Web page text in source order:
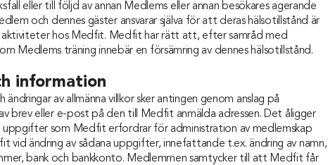
eller till följd av annan Medlems eller annan besökares agerande
och dennes gäster ansvarar själva för att deras hälsotillstånd är
aktiviteter hos Medfit. Medfit har rätt att, efter samråd med
Medlems träning innebär en försämring av dennes hälsotillstånd.
information
av allmänna villkor sker antingen genom anslag på
brev eller e-post på den till Medfit anmälda adressen. Det åligger
som Medfit erfordrar för administration av medlemskap
vid ändring av sådana uppgifter, innefattande t.ex. ändring av namn,
bank och bankkonto. Medlemmen samtycker till att Medfit får